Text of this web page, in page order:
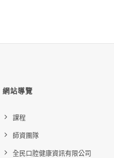
網站導覽
課程
師資團隊
全民口腔健康資訊有限公司